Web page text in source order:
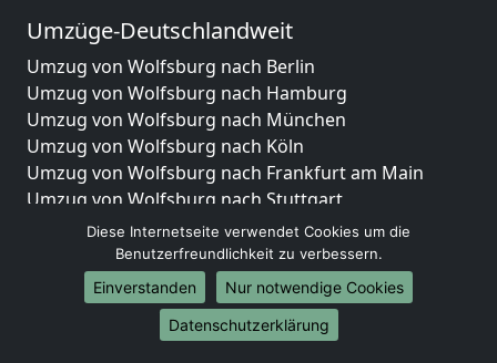
Umzüge-Deutschlandweit
Umzug von Wolfsburg nach Berlin
Umzug von Wolfsburg nach Hamburg
Umzug von Wolfsburg nach München
Umzug von Wolfsburg nach Köln
Umzug von Wolfsburg nach Frankfurt am Main
Umzug von Wolfsburg nach Stuttgart
Umzug von Wolfsburg nach Düsseldorf
Umzug von Wolfsburg nach Leipzig
Umzug von Wolfsburg nach Dortmund
Umzug von Wolfsburg nach Essen
Umzug von Wolfsburg nach Bremen
Diese Internetseite verwendet Cookies um die
Benutzerfreundlichkeit zu verbessern.
Einverstanden
Nur notwendige Cookies
Datenschutzerklärung